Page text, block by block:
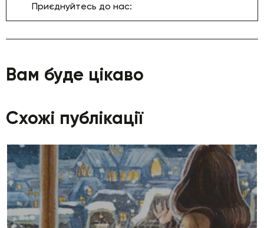
Приєднуйтесь до нас:
Вам буде цікаво
Схожі публікації